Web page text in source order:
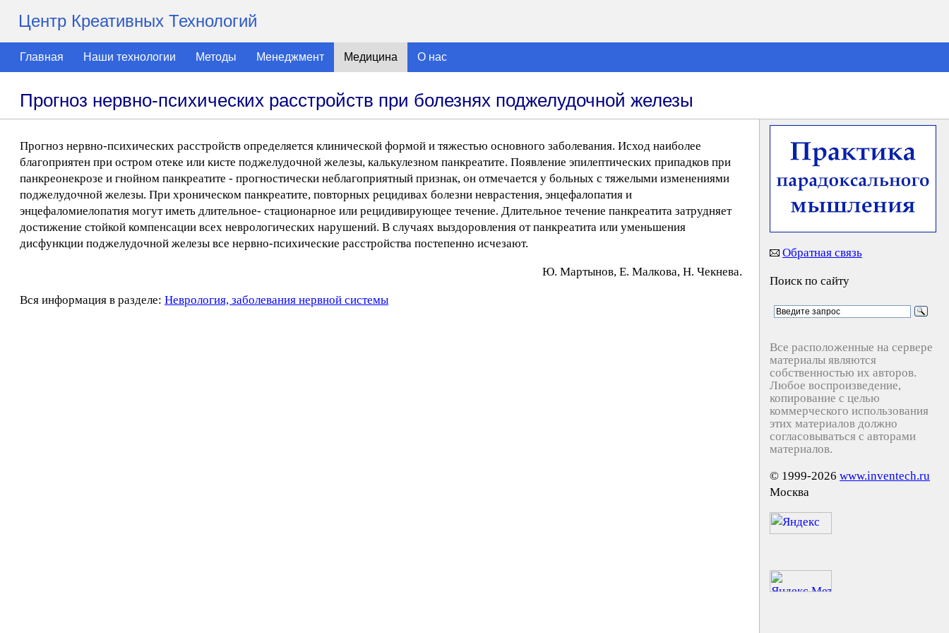
Центр Креативных Технологий
Главная Наши технологии Методы Менеджмент Медицина О нас
Прогноз нервно-психических расстройств при болезнях поджелудочной железы
Прогноз нервно-психических расстройств определяется клинической формой и тяжестью основного заболевания. Исход наиболее
благоприятен при остром отеке или кисте поджелудочной железы, калькулезном панкреатите. Появление эпилептических припадков при
панкреонекрозе и гнойном панкреатите - прогностически неблагоприятный признак, он отмечается у больных с тяжелыми изменениями
поджелудочной железы. При хроническом панкреатите, повторных рецидивах болезни неврастения, энцефалопатия и
энцефаломиелопатия могут иметь длительное- стационарное или рецидивирующее течение. Длительное течение панкреатита затрудняет
достижение стойкой компенсации всех неврологических нарушений. В случаях выздоровления от панкреатита или уменьшения
дисфункции поджелудочной железы все нервно-психические расстройства постепенно исчезают.
Ю. Mapтынoв, E. Maлкoвa, H. Чeкнeвa.
Вся информация в разделе: Неврология, заболевания нервной системы
Обратная связь
Поиск по сайту
Все расположенные на сервере
материалы являются
собственностью их авторов.
Любое воспроизведение,
копирование с целью
коммерческого использования
этих материалов должно
согласовываться с авторами
материалов.
© 1999-2026 www.inventech.ru
Москва